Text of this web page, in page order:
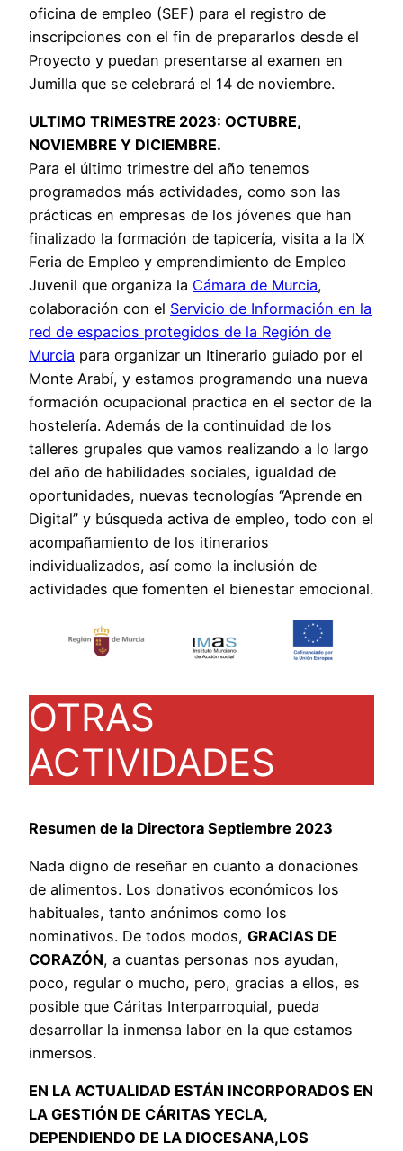
oficina de empleo (SEF) para el registro de
inscripciones con el fin de prepararlos desde el
Proyecto y puedan presentarse al examen en
Jumilla que se celebrará el 14 de noviembre.
ULTIMO TRIMESTRE 2023: OCTUBRE,
NOVIEMBRE Y DICIEMBRE.
Para el último trimestre del año tenemos
programados más actividades, como son las
prácticas en empresas de los jóvenes que han
finalizado la formación de tapicería, visita a la IX
Feria de Empleo y emprendimiento de Empleo
Juvenil que organiza la Cámara de Murcia,
colaboración con el Servicio de Información en la
red de espacios protegidos de la Región de
Murcia para organizar un Itinerario guiado por el
Monte Arabí, y estamos programando una nueva
formación ocupacional practica en el sector de la
hostelería. Además de la continuidad de los
talleres grupales que vamos realizando a lo largo
del año de habilidades sociales, igualdad de
oportunidades, nuevas tecnologías “Aprende en
Digital” y búsqueda activa de empleo, todo con el
acompañamiento de los itinerarios
individualizados, así como la inclusión de
actividades que fomenten el bienestar emocional.
OTRAS
ACTIVIDADES
Resumen de la Directora Septiembre 2023
Nada digno de reseñar en cuanto a donaciones
de alimentos. Los donativos económicos los
habituales, tanto anónimos como los
nominativos. De todos modos, GRACIAS DE
CORAZÓN, a cuantas personas nos ayudan,
poco, regular o mucho, pero, gracias a ellos, es
posible que Cáritas Interparroquial, pueda
desarrollar la inmensa labor en la que estamos
inmersos.
EN LA ACTUALIDAD ESTÁN INCORPORADOS EN
LA GESTIÓN DE CÁRITAS YECLA,
DEPENDIENDO DE LA DIOCESANA,LOS